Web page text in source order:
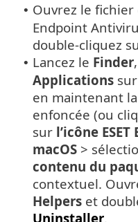
• Ouvrez le fichier
Endpoint
double-cliquez
• Lancez le Finder
Applications
en maintenant
enfoncée (ou
sur l’icône
macOS >
contenu du
contextuel.
Helpers et
Uninstaller.